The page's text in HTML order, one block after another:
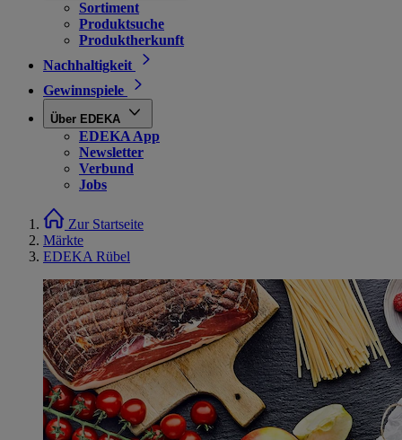
Sortiment
Produktsuche
Produktherkunft
Nachhaltigkeit
Gewinnspiele
Über EDEKA
EDEKA App
Newsletter
Verbund
Jobs
Zur Startseite
Märkte
EDEKA Rübel